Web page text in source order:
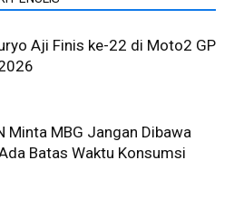
Aji Finis ke-22 di Moto2 GP
Minta MBG Jangan Dibawa
Batas Waktu Konsumsi